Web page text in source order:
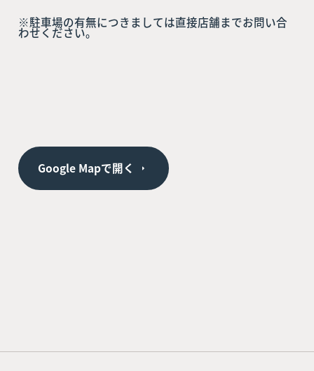
※駐車場の有無につきましては直接店舗までお問い合
わせください。
Google Mapで開く